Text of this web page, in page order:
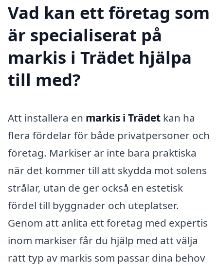
Vad kan ett företag som
är specialiserat på
markis i Trädet hjälpa
till med?
Att installera en markis i Trädet kan ha
flera fördelar för både privatpersoner och
företag. Markiser är inte bara praktiska
när det kommer till att skydda mot solens
strålar, utan de ger också en estetisk
fördel till byggnader och uteplatser.
Genom att anlita ett företag med expertis
inom markiser får du hjälp med att välja
rätt typ av markis som passar dina behov